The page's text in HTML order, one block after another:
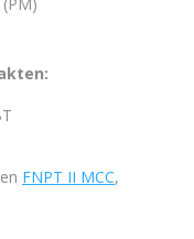
FNPT II MCC,